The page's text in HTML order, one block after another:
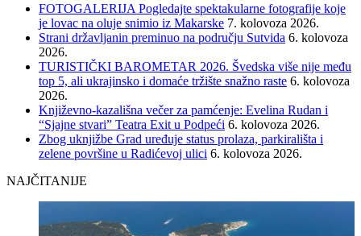
FOTOGALERIJA Pogledajte spektakularne fotografije koje
je lovac na oluje snimio iz Makarske 7. kolovoza 2026.
Strani državljanin preminuo na području Sutvida 6. kolovoza
2026.
TURISTIČKI BAROMETAR 2026. Švedska više nije među
top 5, ali ukrajinsko i domaće tržište snažno raste 6. kolovoza
2026.
Književno-kazališna večer za pamćenje: Evelina Rudan i
“Sjajne stvari” Teatra Exit u Podpeći 6. kolovoza 2026.
Zbog uknjižbe Grad uređuje status prolaza, parkirališta i
zelene površine u Radićevoj ulici 6. kolovoza 2026.
NAJČITANIJE